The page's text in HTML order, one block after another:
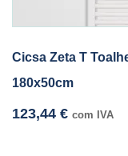
Cicsa Zeta T
180x50cm
123,44 € com IVA